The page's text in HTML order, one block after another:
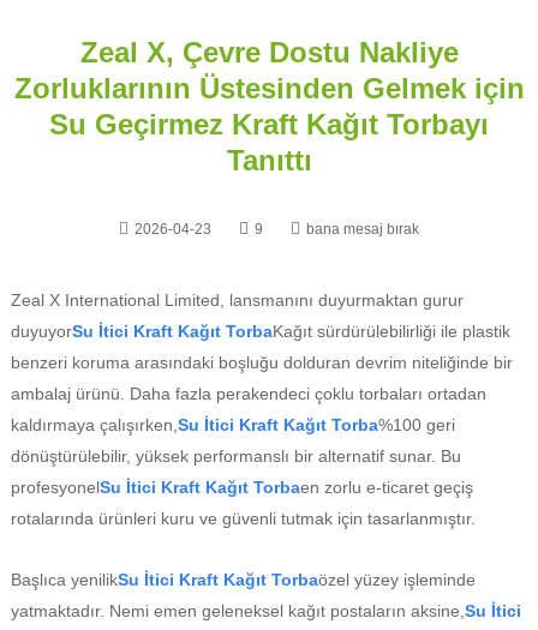
Zeal X, Çevre Dostu Nakliye
Zorluklarının Üstesinden Gelmek için
Su Geçirmez Kraft Kağıt Torbayı
Tanıttı
2026-04-23 9 bana mesaj bırak
Zeal X International Limited, lansmanını duyurmaktan gurur
duyuyorSu İtici Kraft Kağıt TorbaKağıt sürdürülebilirliği ile plastik
benzeri koruma arasındaki boşluğu dolduran devrim niteliğinde bir
ambalaj ürünü. Daha fazla perakendeci çoklu torbaları ortadan
kaldırmaya çalışırken, Su İtici Kraft Kağıt Torba%100 geri
dönüştürülebilir, yüksek performanslı bir alternatif sunar. Bu
profesyonelSu İtici Kraft Kağıt Torbaen zorlu e-ticaret geçiş
rotalarında ürünleri kuru ve güvenli tutmak için tasarlanmıştır.
Başlıca yenilikSu İtici Kraft Kağıt Torbaözel yüzey işleminde
yatmaktadır. Nemi emen geleneksel kağıt postaların aksine, Su İtici